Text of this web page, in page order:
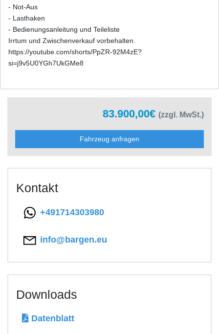
- Not-Aus
- Lasthaken
- Bedienungsanleitung und Teileliste
Irrtum und Zwischenverkauf vorbehalten.
https://youtube.com/shorts/PpZR-92M4zE?
si=j9v5U0YGh7UkGMe8
83.900,00€ (zzgl. MwSt.)
Fahrzeug anfragen
Kontakt
+491714303980
info@bargen.eu
Downloads
Datenblatt